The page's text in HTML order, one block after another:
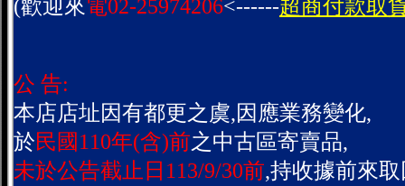
(歡迎來電02-25974206<------超商付款取
公 告:
本店店址因有都更之虞,因應業務變化,
於民國110年(含)前之中古區寄賣品,
未於公告截止日113/9/30前,持收據前來